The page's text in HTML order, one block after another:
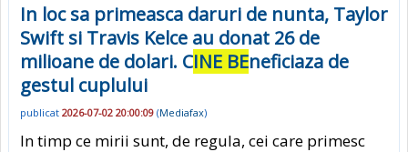
In loc sa primeasca daruri de nunta, Taylor
Swift si Travis Kelce au donat 26 de
milioane de dolari. CINE BEneficiaza de
gestul cuplului
publicat 2026-07-02 20:00:09 (Mediafax)
In timp ce mirii sunt, de regula, cei care primesc